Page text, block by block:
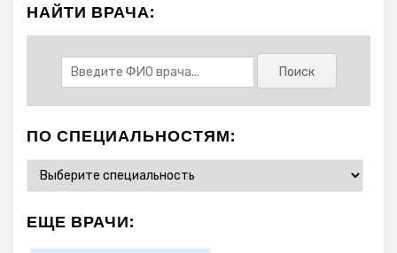
НАЙТИ ВРАЧА:
ПО СПЕЦИАЛЬНОСТЯМ:
ЕЩЕ ВРАЧИ: